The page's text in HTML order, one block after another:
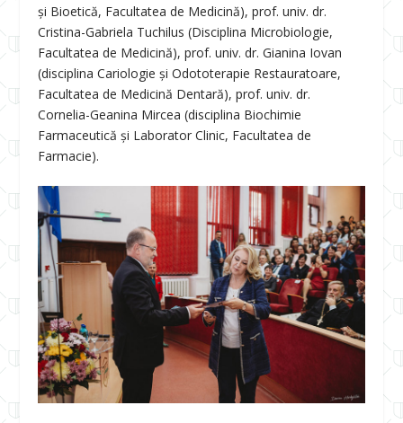
și Bioetică, Facultatea de Medicină), prof. univ. dr.
Cristina-Gabriela Tuchilus (Disciplina Microbiologie,
Facultatea de Medicină), prof. univ. dr. Gianina Iovan
(disciplina Cariologie și Odototerapie Restauratoare,
Facultatea de Medicină Dentară), prof. univ. dr.
Cornelia-Geanina Mircea (disciplina Biochimie
Farmaceutică și Laborator Clinic, Facultatea de
Farmacie).